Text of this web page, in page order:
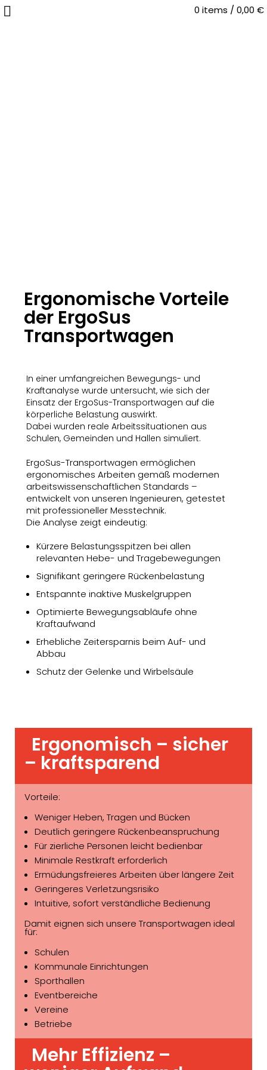
0 items / 0,00 €
Ergonomische Vorteile
der ErgoSus
Transportwagen
In einer umfangreichen Bewegungs- und
Kraftanalyse wurde untersucht, wie sich der
Einsatz der ErgoSus-Transportwagen auf die
körperliche Belastung auswirkt.
Dabei wurden reale Arbeitssituationen aus
Schulen, Gemeinden und Hallen simuliert.
ErgoSus-Transportwagen ermöglichen
ergonomisches Arbeiten gemäß modernen
arbeitswissenschaftlichen Standards –
entwickelt von unseren Ingenieuren, getestet
mit professioneller Messtechnik.
Die Analyse zeigt eindeutig:
Kürzere Belastungsspitzen bei allen
relevanten Hebe- und Tragebewegungen
Signifikant geringere Rückenbelastung
Entspannte inaktive Muskelgruppen
Optimierte Bewegungsabläufe ohne
Kraftaufwand
Erhebliche Zeitersparnis beim Auf- und
Abbau
Schutz der Gelenke und Wirbelsäule
Ergonomisch – sicher
– kraftsparend
Vorteile:
Weniger Heben, Tragen und Bücken
Deutlich geringere Rückenbeanspruchung
Für zierliche Personen leicht bedienbar
Minimale Restkraft erforderlich
Ermüdungsfreieres Arbeiten über längere Zeit
Geringeres Verletzungsrisiko
Intuitive, sofort verständliche Bedienung
Damit eignen sich unsere Transportwagen ideal
für:
Schulen
Kommunale Einrichtungen
Sporthallen
Eventbereiche
Vereine
Betriebe
Mehr Effizienz –